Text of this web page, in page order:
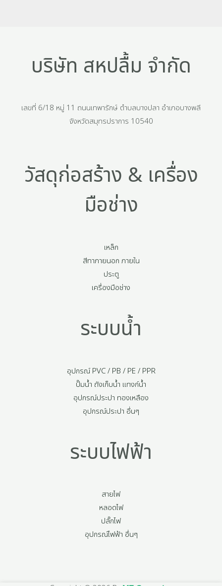
บริษัท สหปลื้ม จำกัด
เลขที่ 6/18 หมู่ 11 ถนนเทพารักษ์ ตำบลบางปลา อำเภอบางพลี
จังหวัดสมุทรปราการ 10540
วัสดุก่อสร้าง & เครื่อง
มือช่าง
เหล็ก
สีทาภายนอก ภายใน
ประตู
เครื่องมือช่าง
ระบบน้ำ
อุปกรณ์ PVC / PB / PE / PPR
ปั๊มน้ำ ถังเก็บน้ำ แทงก์น้ำ
อุปกรณ์ประปา ทองเหลือง
อุปกรณ์ประปา อื่นๆ
ระบบไฟฟ้า
สายไฟ
หลอดไฟ
ปลั๊กไฟ
อุปกรณ์ไฟฟ้า อื่นๆ